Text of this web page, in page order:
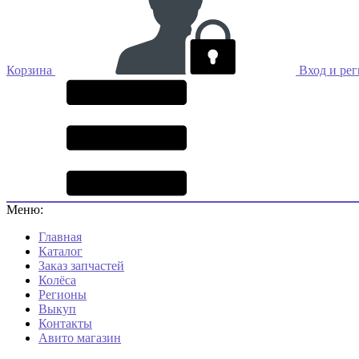
Корзина Вход и
Меню:
Главная
Каталог
Заказ запчастей
Колёса
Регионы
Выкуп
Контакты
Авито магазин